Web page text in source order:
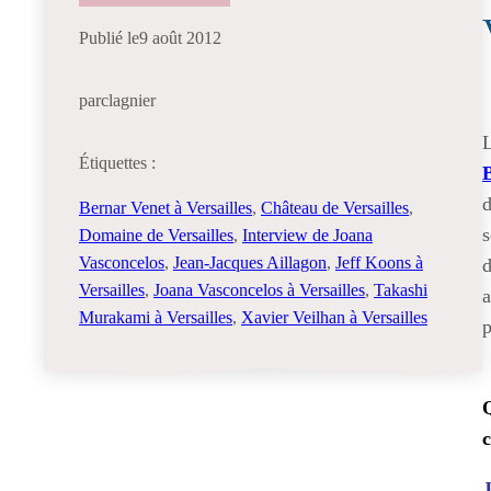
Publié le9 août 2012
parclagnier
Étiquettes :
Bernar Venet à Versailles, Château de Versailles
Domaine de Versailles, Interview de Joana
Vasconcelos, Jean-Jacques Aillagon, Jeff Koons à
Versailles, Joana Vasconcelos à Versailles, Takashi
Murakami à Versailles, Xavier Veilhan à Versailles